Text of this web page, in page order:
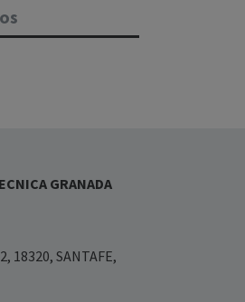
GRANADA
18320, SANTAFE,